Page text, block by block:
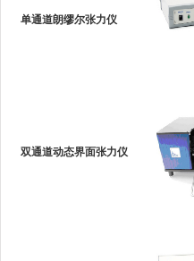
单通道朗缪尔张力仪
双通道动态界面张力仪